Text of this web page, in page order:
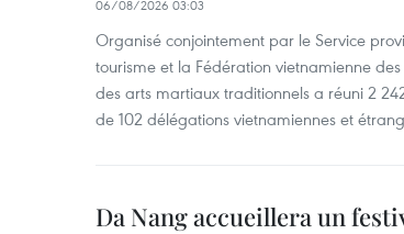
06/08/2026 03:03
Organisé conjointement par le Service
tourisme et la Fédération vietnamienne
des arts martiaux traditionnels a réuni 2
de 102 délégations vietnamiennes et
Da Nang accueillera un